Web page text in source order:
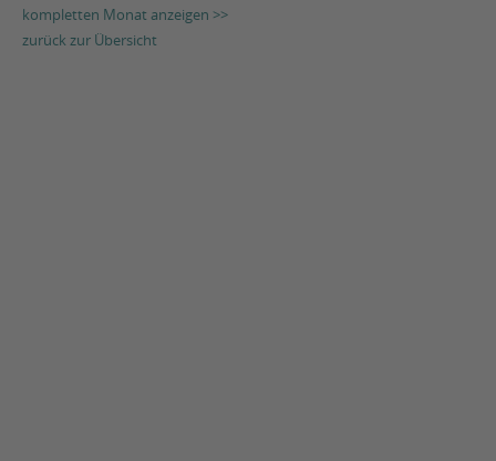
kompletten Monat anzeigen >>
zurück zur Übersicht